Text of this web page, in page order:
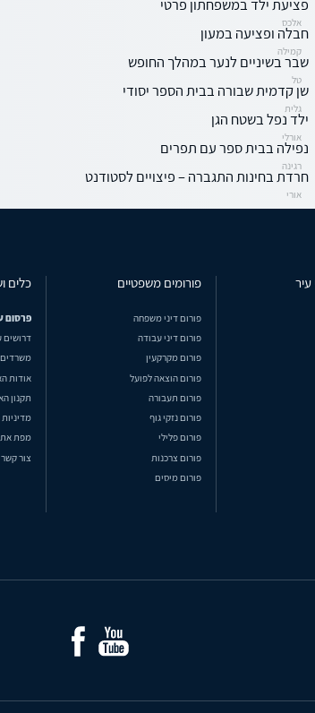
פציעת ילד במשפחתון פרטי
אלכס
חבלה ופציעה במעון
קמילה
שבר בשיניים לנער במהלך החופש
טל
שן קדמית שבורה בבית הספר יסודי
גלית
ילד נפל בשטח הגן
אורלי
נפילה בבית ספר עם תפרים
רגינה
חרדת בחינות התגברה – פיצויים לסטודנט
אורי
עיר פורומים משפטיים
פורום דיני משפחה
פורום דיני עבודה
פורום מקרקעין
פורום הוצאה לפועל
פורום תעבורה
פורום נזקי גוף
פורום פלילי
פורום צרכנות
פורום מיסים
כלים
פרסום
דרושים
משרדים
אודות
תקנון
מפת
צור קשר